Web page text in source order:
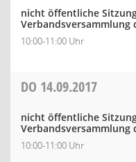
nicht öffentliche
Verbandsversammlung
10:00-11:00 Uhr
DO 14.09.2017
nicht öffentliche
Verbandsversammlung
10:00-11:00 Uhr